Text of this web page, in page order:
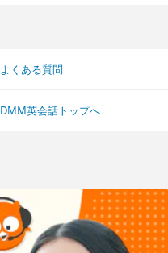
よくある質問
DMM英会話トップへ